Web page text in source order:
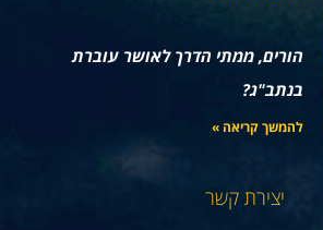
הורים, ממתי הדרך לאושר עוברת
בנתב"ג?
להמשך קריאה »
יצירת קשר